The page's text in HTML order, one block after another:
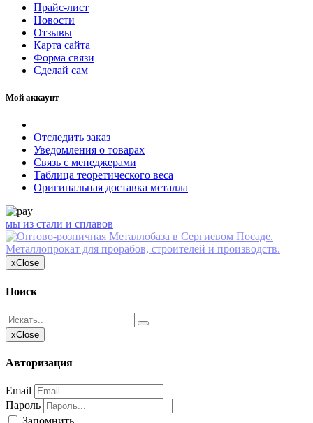
Прайс-лист
Новости
Отзывы
Карта сайта
Форма связи
Сделай сам
Мой аккаунт
Отследить заказ
Уведомления о товарах
Связь с менеджерами
Таблица теоретического веса
Оригинальная доставка металла
мы из стали и сплавов
xClose
Поиск
xClose
Авторизация
Email
Пароль